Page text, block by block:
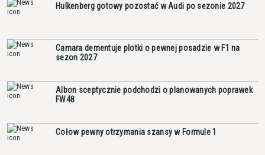
Hulkenberg gotowy pozostać w Audi po sezonie 2027
Camara dementuje plotki o pewnej posadzie w F1 na
sezon 2027
Albon sceptycznie podchodzi o planowanych poprawek
FW48
Cołow pewny otrzymania szansy w Formule 1